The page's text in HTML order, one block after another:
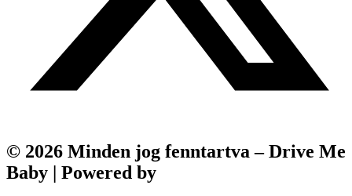
© 2026 Minden jog fenntartva – Drive Me
Baby | Powered by